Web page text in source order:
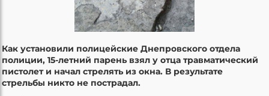
Как установили полицейские Днепровского отдела
полиции, 15-летний парень взял у отца травматический
пистолет и начал стрелять из окна. В результате
стрельбы никто не пострадал.